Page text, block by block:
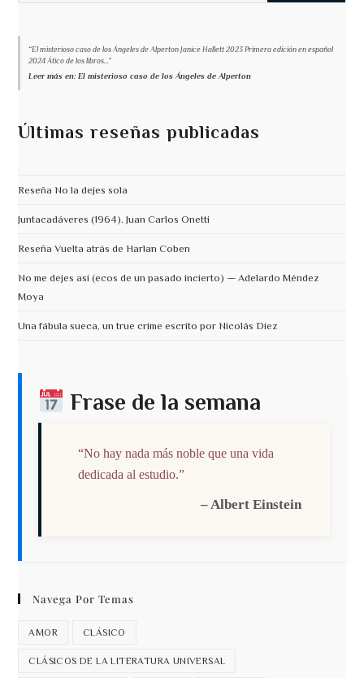
“El misterioso caso de los Ángeles de Alperton Janice Hallett 2023 Primera edición en español
2024 Ático de los libros...”
Leer más en: El misterioso caso de los Ángeles de Alperton
Últimas reseñas publicadas
Reseña No la dejes sola
Juntacadáveres (1964). Juan Carlos Onetti
Reseña Vuelta atrás de Harlan Coben
No me dejes así (ecos de un pasado incierto) — Adelardo Méndez
Moya
Una fábula sueca, un true crime escrito por Nicolás Díez
Frase de la semana
“No hay nada más noble que una vida
dedicada al estudio.”
– Albert Einstein
Navega Por Temas
AMOR CLÁSICO
CLÁSICOS DE LA LITERATURA UNIVERSAL